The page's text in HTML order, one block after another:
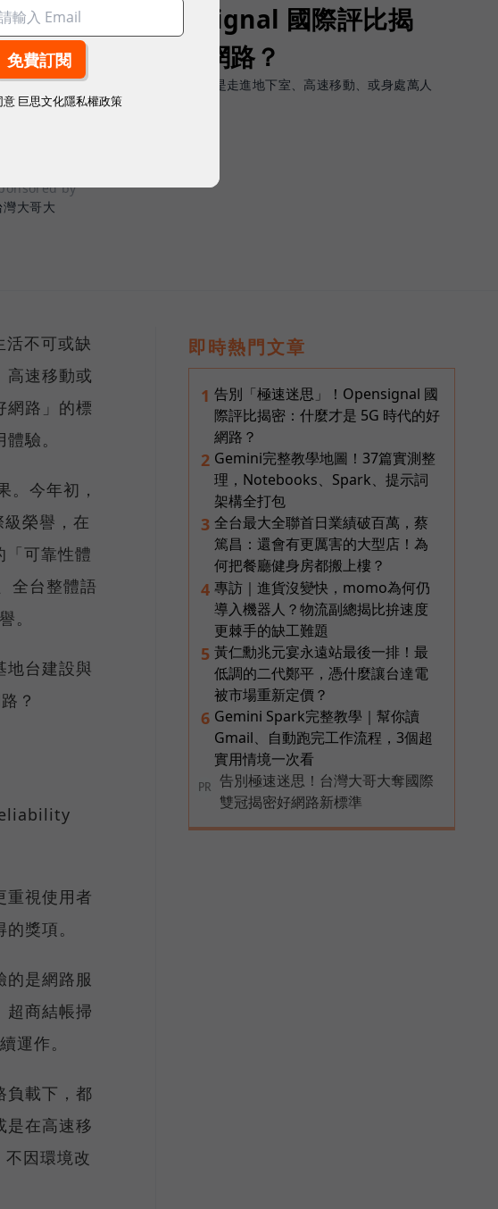
速迷思」！Opensignal 國際評比揭
才是 5G 時代的好網路？
務，不是測速軟體上的瞬間峰值，而是走進地下室、高速移動、或身處萬人
線依然穩定、順暢且不中斷。
by
灣大哥大
活不可或缺
高速移動或
網路」的標
驗。
今年初，
榮譽，在
可靠性體
全台整體語
。
地台建設與
？
重視使用者
獎項。
的是網路服
超商結帳掃
運作。
負載下，都
是在高速移
因環境改
即時熱門文章
1 告別「極速迷思」！Opensignal 國
際評比揭密：什麼才是 5G 時代的好
網路？
2 Gemini完整教學地圖！37篇實測整
理，Notebooks、Spark、提示詞
架構全打包
3 全台最大全聯首日業績破百萬，蔡
篤昌：還會有更厲害的大型店！為
何把餐廳健身房都搬上樓？
4 專訪｜進貨沒變快，momo為何仍
導入機器人？物流副總揭比拚速度
更棘手的缺工難題
5 黃仁勳兆元宴永遠站最後一排！最
低調的二代鄭平，憑什麼讓台達電
被市場重新定價？
6 Gemini Spark完整教學｜幫你讀
Gmail、自動跑完工作流程，3個超
實用情境一次看
PR
告別極速迷思！台灣大哥大奪國際
雙冠揭密好網路新標準
意 巨思文化隱私權政策